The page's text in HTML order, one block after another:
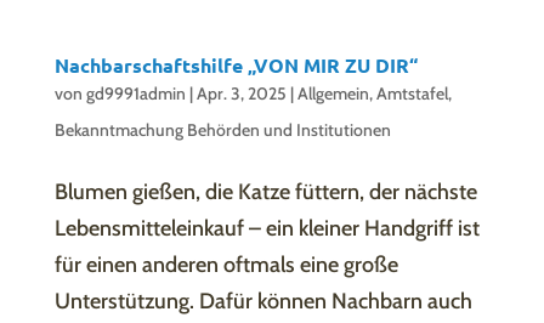
Nachbarschaftshilfe „VON MIR ZU DIR“
von gd9991admin |Apr. 3, 2025 |Allgemein,Amtstafel,
Bekanntmachung Behörden und Institutionen
Blumen gießen, die Katze füttern, der nächste
Lebensmitteleinkauf – ein kleiner Handgriff ist
für einen anderen oftmals eine große
Unterstützung. Dafür können Nachbarn auch